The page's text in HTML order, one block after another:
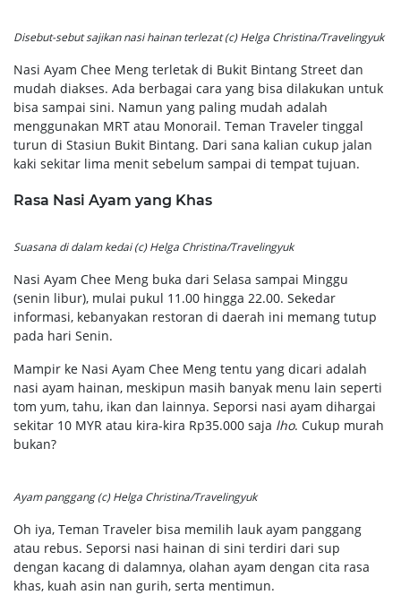
Disebut-sebut sajikan nasi hainan terlezat (c) Helga Christina/Travelingyuk
Nasi Ayam Chee Meng terletak di Bukit Bintang Street dan
mudah diakses. Ada berbagai cara yang bisa dilakukan untuk
bisa sampai sini. Namun yang paling mudah adalah
menggunakan MRT atau Monorail. Teman Traveler tinggal
turun di Stasiun Bukit Bintang. Dari sana kalian cukup jalan
kaki sekitar lima menit sebelum sampai di tempat tujuan.
Rasa Nasi Ayam yang Khas
Suasana di dalam kedai (c) Helga Christina/Travelingyuk
Nasi Ayam Chee Meng buka dari Selasa sampai Minggu
(senin libur), mulai pukul 11.00 hingga 22.00. Sekedar
informasi, kebanyakan restoran di daerah ini memang tutup
pada hari Senin.
Mampir ke Nasi Ayam Chee Meng tentu yang dicari adalah
nasi ayam hainan, meskipun masih banyak menu lain seperti
tom yum, tahu, ikan dan lainnya. Seporsi nasi ayam dihargai
sekitar 10 MYR atau kira-kira Rp35.000 saja lho. Cukup murah
bukan?
Ayam panggang (c) Helga Christina/Travelingyuk
Oh iya, Teman Traveler bisa memilih lauk ayam panggang
atau rebus. Seporsi nasi hainan di sini terdiri dari sup
dengan kacang di dalamnya, olahan ayam dengan cita rasa
khas, kuah asin nan gurih, serta mentimun.